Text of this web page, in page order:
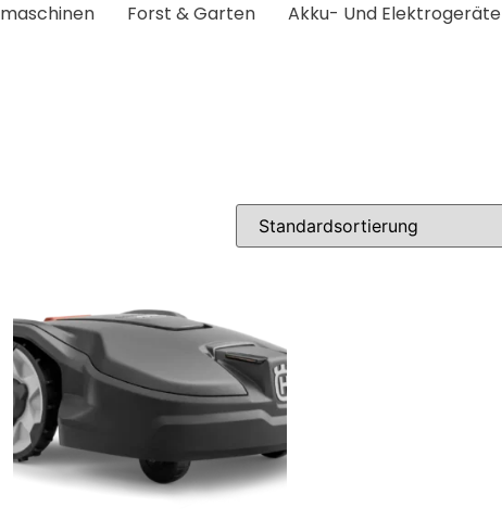
Forst & Garten Akku- Und Elektrogeräte